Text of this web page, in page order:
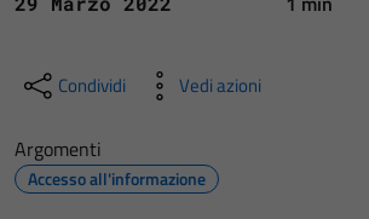
Condividi Vedi azioni
Argomenti
Accesso all'informazione